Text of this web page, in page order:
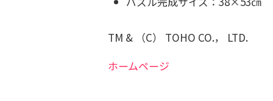
TM & （C） TOHO CO.， LTD.
ホームページ